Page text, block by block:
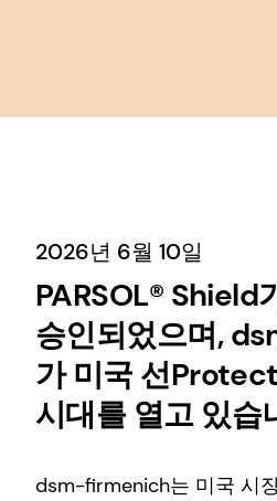
2026년 6월 10일
PARSOL® Shield
승인되었으며,
가 미국 선
시대를 열고 있습
dsm-firmenich는 미국 시